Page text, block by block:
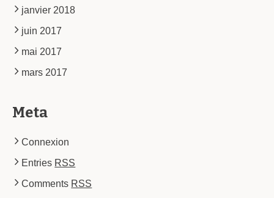
janvier 2018
juin 2017
mai 2017
mars 2017
Meta
Connexion
Entries RSS
Comments RSS